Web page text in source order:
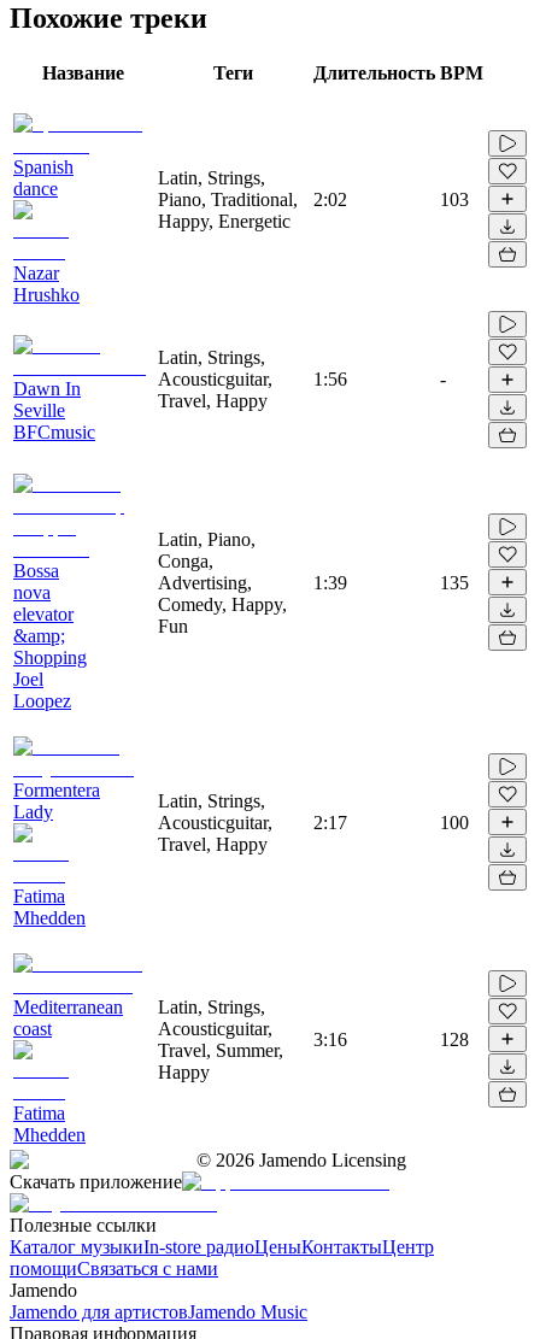
Похожие треки
Название Теги Длительность BPM
Spanish
dance
Nazar
Hrushko
Latin, Strings,
Piano, Traditional,
Happy, Energetic
2:02 103
Dawn In
Seville
BFCmusic
Latin, Strings,
Acousticguitar,
Travel, Happy
1:56 -
Bossa
nova
elevator
&amp;
Shopping
Joel
Loopez
Latin, Piano,
Conga,
Advertising,
Comedy, Happy,
Fun
1:39 135
Formentera
Lady
Fatima
Mhedden
Latin, Strings,
Acousticguitar,
Travel, Happy
2:17 100
Mediterranean
coast
Fatima
Mhedden
Latin, Strings,
Acousticguitar,
Travel, Summer,
Happy
3:16 128
© 2026 Jamendo Licensing
Скачать приложение
Полезные ссылки
Каталог музыкиIn-store радиоЦеныКонтактыЦентр
помощиСвязаться с нами
Jamendo
Jamendo для артистовJamendo Music
Правовая информация